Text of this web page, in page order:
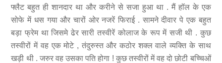
फ्लैट बहुत ही शानदार था और करीने से सजा हुआ था . मैं हॉल के एक
सोफे में धस गया और चारों ओर नजरें फिराई . सामने दीवार पे एक बहुत
बड़ा फ्रेम था जिसमे ढेर सारी तस्वीरें कोलाज के रूप में सजी थी . कुछ
तस्वीरों में वह एक मोटे , तंदुरुस्त और कठोर शक्ल वाले व्यक्ति के साथ
खड़ी थी . जरुर वह उसका पति होगा ! कुछ तस्वीरों में वह दो छोटी बच्चिओं